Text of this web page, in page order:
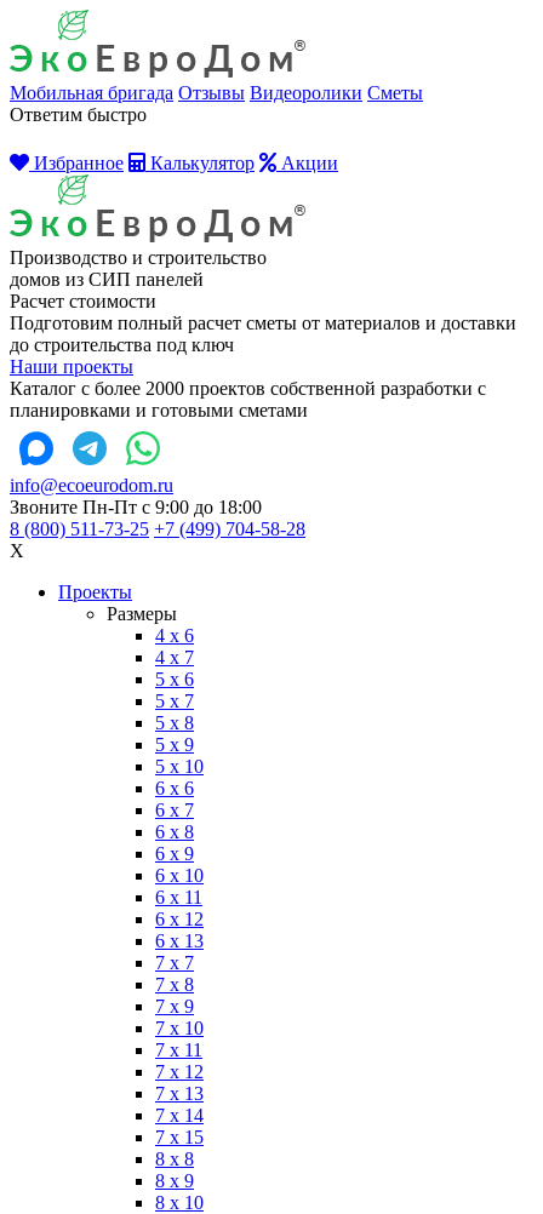
Мобильная бригада Отзывы Видеоролики Сметы
Ответим быстро
Избранное Калькулятор Акции
Производство и строительство
домов из СИП панелей
Расчет стоимости
Подготовим полный расчет сметы от материалов и доставки
до строительства под ключ
Наши проекты
Каталог с более 2000 проектов собственной разработки с
планировками и готовыми сметами
info@ecoeurodom.ru
Звоните Пн-Пт с 9:00 до 18:00
8 (800) 511-73-25 +7 (499) 704-58-28
X
Проекты
Размеры
4 x 6
4 x 7
5 x 6
5 x 7
5 x 8
5 x 9
5 x 10
6 x 6
6 x 7
6 x 8
6 x 9
6 x 10
6 x 11
6 x 12
6 x 13
7 x 7
7 x 8
7 x 9
7 x 10
7 x 11
7 x 12
7 x 13
7 x 14
7 x 15
8 x 8
8 x 9
8 x 10